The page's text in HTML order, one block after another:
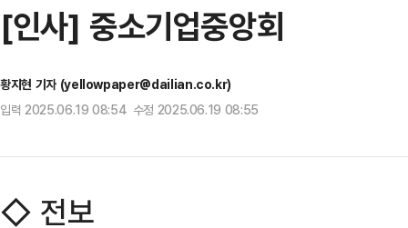
[인사] 중소기업중앙회
황지현 기자 (yellowpaper@dailian.co.kr)
입력 2025.06.19 08:54 수정 2025.06.19 08:55
◇ 전보